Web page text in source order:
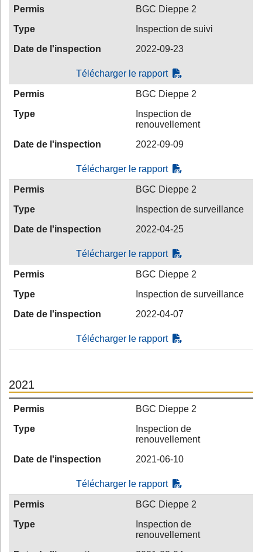
Permis
BGC Dieppe 2
Type
Inspection de suivi
Date de l'inspection
2022-09-23
Télécharger le rapport
Permis
BGC Dieppe 2
Type
Inspection de
renouvellement
Date de l'inspection
2022-09-09
Télécharger le rapport
Permis
BGC Dieppe 2
Type
Inspection de surveillance
Date de l'inspection
2022-04-25
Télécharger le rapport
Permis
BGC Dieppe 2
Type
Inspection de surveillance
Date de l'inspection
2022-04-07
Télécharger le rapport
2021
Permis
BGC Dieppe 2
Type
Inspection de
renouvellement
Date de l'inspection
2021-06-10
Télécharger le rapport
Permis
BGC Dieppe 2
Type
Inspection de
renouvellement